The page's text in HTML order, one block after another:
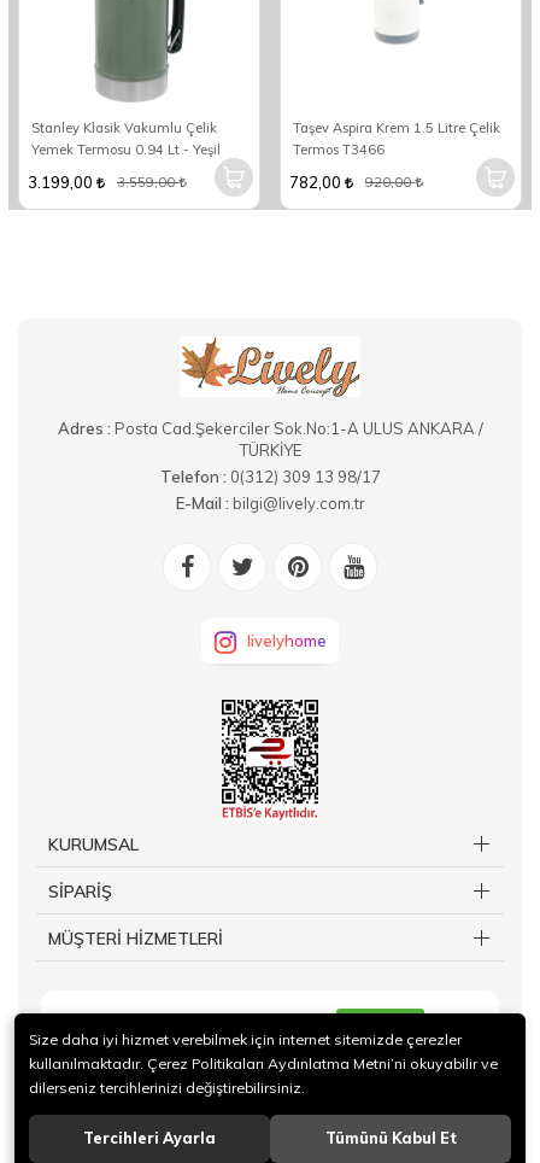
Stanley Klasik Vakumlu Çelik
Yemek Termosu 0.94 Lt - Yeşil
3.199,00 3.559,00
Taşev Aspira Krem 1.5 Litre Çelik
Termos T3466
782,00 920,00
Adres : Posta Cad.Şekerciler Sok.No:1-A ULUS ANKARA /
TÜRKİYE
Telefon : 0(312) 309 13 98/17
E-Mail : bilgi@lively.com.tr
livelyhome
KURUMSAL
SİPARİŞ
MÜŞTERİ HİZMETLERİ
Size daha iyi hizmet verebilmek için internet sitemizde çerezler
kullanılmaktadır. Çerez Politikaları Aydınlatma Metni’ni okuyabilir ve
dilerseniz tercihlerinizi değiştirebilirsiniz.
Tercihleri Ayarla Tümünü Kabul Et